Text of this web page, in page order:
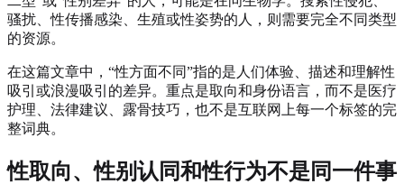
骚扰、性传播感染、生殖或性姿势的人，则需要完全不同类型
的资源。
在这篇文章中，“性方面不同”指的是人们体验、描述和理解性
吸引或浪漫吸引的差异。重点是取向和身份语言，而不是医疗
护理、法律建议、露骨技巧，也不是互联网上每一个标签的完
整词典。
性取向、性别认同和性行为不是同一件事